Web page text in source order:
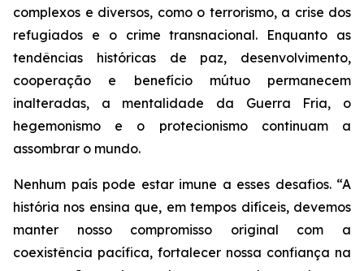
complexos e diversos, como o terrorismo, a crise dos
refugiados e o crime transnacional. Enquanto as
tendências históricas de paz, desenvolvimento,
cooperação e benefício mútuo permanecem
inalteradas, a mentalidade da Guerra Fria, o
hegemonismo e o protecionismo continuam a
assombrar o mundo.
Nenhum país pode estar imune a esses desafios. “A
história nos ensina que, em tempos difíceis, devemos
manter nosso compromisso original com a
coexistência pacífica, fortalecer nossa confiança na